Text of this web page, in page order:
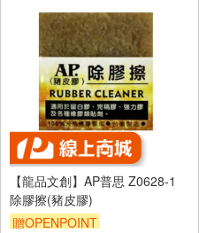
【龍品文創】AP普思 Z0628-1
除膠擦(豬皮膠)
贈OPENPOINT